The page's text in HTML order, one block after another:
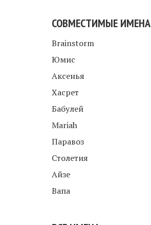
СОВМЕСТИМЫЕ ИМЕНА
Brainstorm
Юмис
Аксенья
Хасрет
Бабулей
Mariah
Паравоз
Столетия
Айзе
Вапа